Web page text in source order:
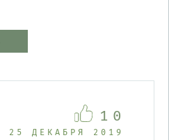
25 ДЕКАБРЯ 2019
10